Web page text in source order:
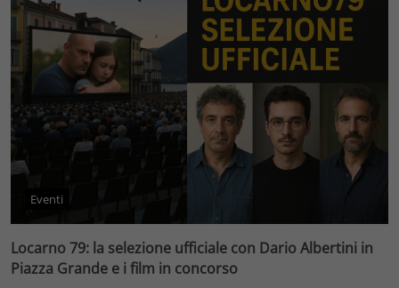
Eventi
Locarno 79: la selezione ufficiale con Dario Albertini in
Piazza Grande e i film in concorso